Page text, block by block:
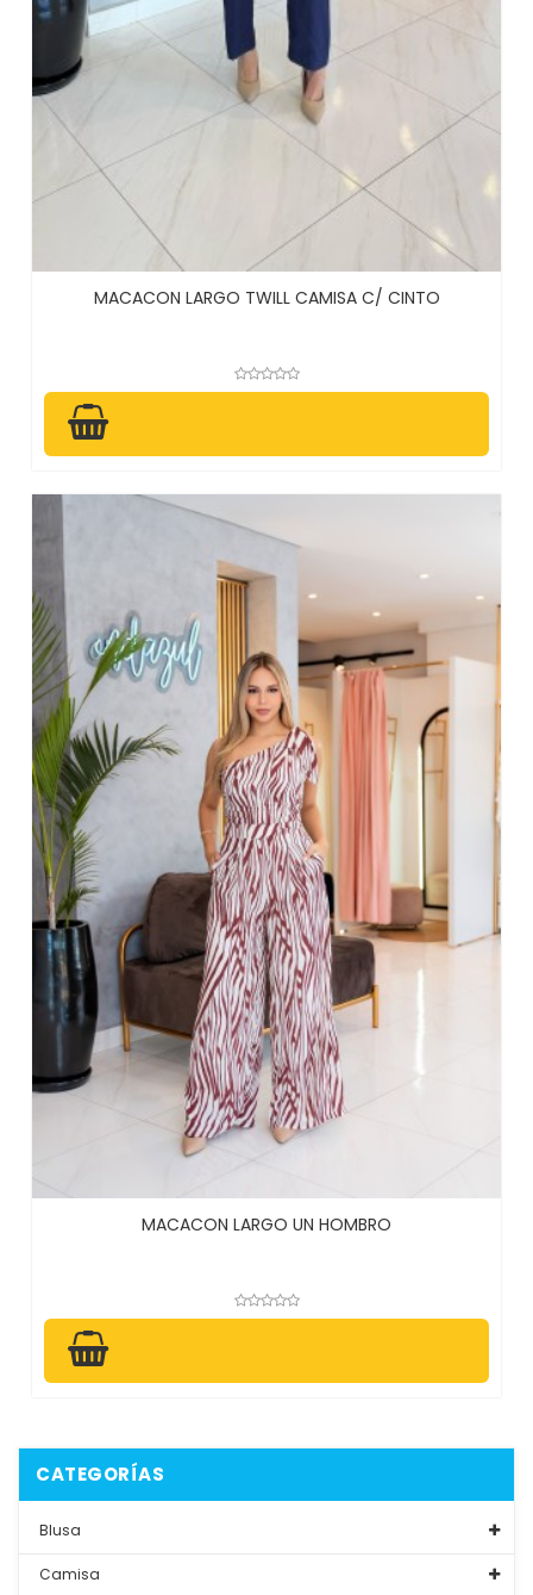
MACACON LARGO TWILL CAMISA C/ CINTO
MACACON LARGO UN HOMBRO
CATEGORÍAS
Blusa
Camisa